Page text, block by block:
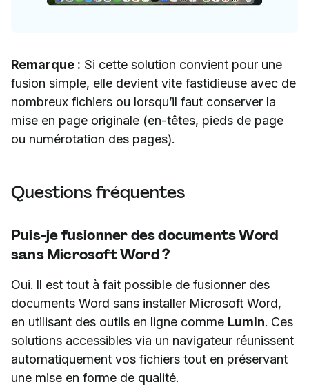
Remarque : Si cette solution convient pour une
fusion simple, elle devient vite fastidieuse avec de
nombreux fichiers ou lorsqu’il faut conserver la
mise en page originale (en-têtes, pieds de page
ou numérotation des pages).
Questions fréquentes
Puis-je fusionner des documents Word
sans Microsoft Word ?
Oui. Il est tout à fait possible de fusionner des
documents Word sans installer Microsoft Word,
en utilisant des outils en ligne comme Lumin. Ces
solutions accessibles via un navigateur réunissent
automatiquement vos fichiers tout en préservant
une mise en forme de qualité.